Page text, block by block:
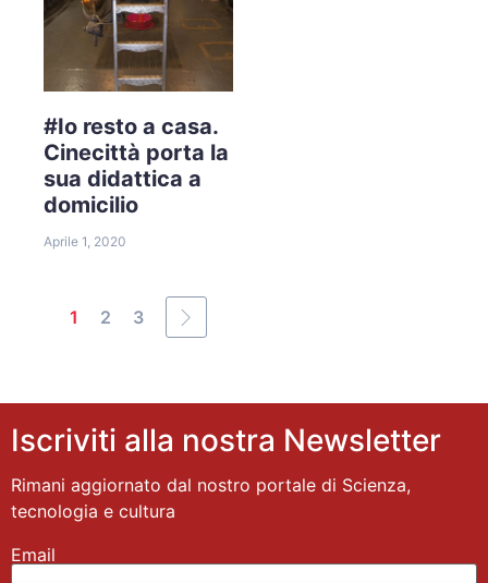
#Io resto a casa.
Cinecittà porta la
sua didattica a
domicilio
Aprile 1, 2020
1 2 3
Iscriviti alla nostra Newsletter
Rimani aggiornato dal nostro portale di Scienza,
tecnologia e cultura
Email